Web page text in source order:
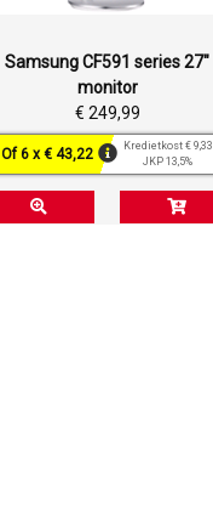
Samsung CF591 series 27"
monitor
€ 249,99
Of 6 x € 43,22
Kredietkost € 9,33
JKP 13,5%